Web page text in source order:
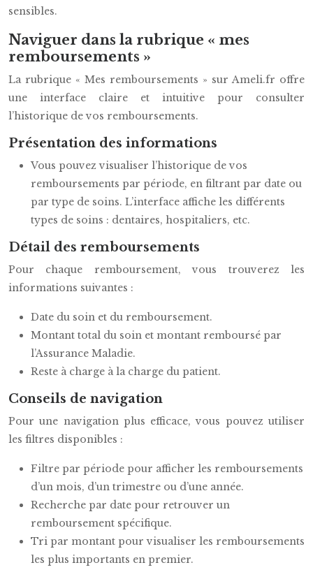
sensibles.
Naviguer dans la rubrique « mes
remboursements »
La rubrique « Mes remboursements » sur Ameli.fr offre
une interface claire et intuitive pour consulter
l’historique de vos remboursements.
Présentation des informations
Vous pouvez visualiser l’historique de vos
remboursements par période, en filtrant par date ou
par type de soins. L’interface affiche les différents
types de soins : dentaires, hospitaliers, etc.
Détail des remboursements
Pour chaque remboursement, vous trouverez les
informations suivantes :
Date du soin et du remboursement.
Montant total du soin et montant remboursé par
l’Assurance Maladie.
Reste à charge à la charge du patient.
Conseils de navigation
Pour une navigation plus efficace, vous pouvez utiliser
les filtres disponibles :
Filtre par période pour afficher les remboursements
d’un mois, d’un trimestre ou d’une année.
Recherche par date pour retrouver un
remboursement spécifique.
Tri par montant pour visualiser les remboursements
les plus importants en premier.